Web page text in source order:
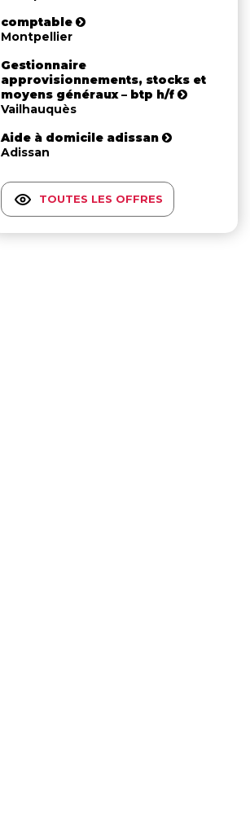
comptable
Montpellier
Gestionnaire
approvisionnements, stocks et
moyens généraux – btp h/f
Vailhauquès
Aide à domicile adissan
Adissan
TOUTES LES OFFRES